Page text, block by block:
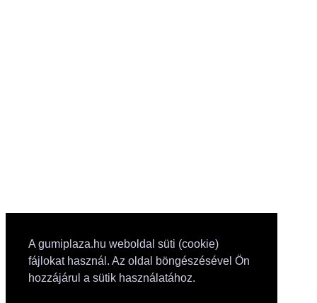
A gumiplaza.hu weboldal süti (cookie)
fájlokat használ. Az oldal böngészésével Ön
hozzájárul a sütik használatához.